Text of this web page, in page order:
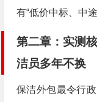
有“低价中标、中
第二章：实测
洁员多年不换
保洁外包最令行